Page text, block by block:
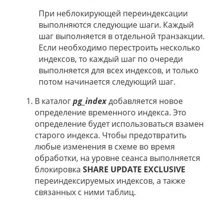
При неблокирующей переиндексации
выполняются следующие шаги. Каждый
шаг выполняется в отдельной транзакции.
Если необходимо перестроить несколько
индексов, то каждый шаг по очереди
выполняется для всех индексов, и только
потом начинается следующий шаг.
В каталогpg_indexдобавляется новое
определение временного индекса. Это
определение будет использоваться взамен
старого индекса. Чтобы предотвратить
любые изменения в схеме во время
обработки, на уровне сеанса выполняется
блокировка SHARE UPDATE EXCLUSIVE
переиндексируемых индексов, а также
связанных с ними таблиц.